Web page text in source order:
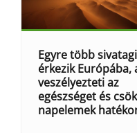
Egyre több
érkezik Európába,
veszélyezteti az
egészséget és
napelemek